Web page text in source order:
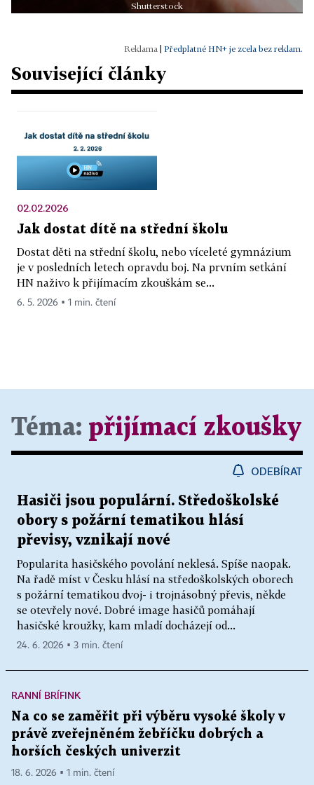
Shutterstock
Předplatné HN+ je zcela bez reklam.
Související články
02.02.2026
Jak dostat dítě na střední školu
Dostat děti na střední školu, nebo víceleté gymnázium
je v posledních letech opravdu boj. Na prvním setkání
HN naživo k přijímacím zkouškám se...
6. 5. 2026 ▪ 1 min. čtení
Téma: přijímací zkoušky
ODEBÍRAT
Hasiči jsou populární. Středoškolské
obory s požární tematikou hlásí
převisy, vznikají nové
Popularita hasičského povolání neklesá. Spíše naopak.
Na řadě míst v Česku hlásí na středoškolských oborech
s požární tematikou dvoj- i trojnásobný převis, někde
se otevřely nové. Dobré image hasičů pomáhají
hasičské kroužky, kam mladí docházejí od...
24. 6. 2026 ▪ 3 min. čtení
RANNÍ BRÍFINK
Na co se zaměřit při výběru vysoké školy v
právě zveřejněném žebříčku dobrých a
horších českých univerzit
18. 6. 2026 ▪ 1 min. čtení